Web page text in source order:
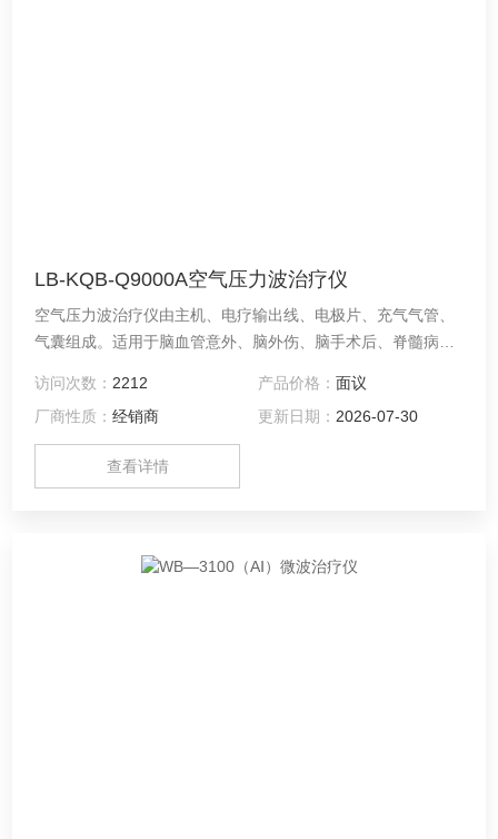
LB-KQB-Q9000A空气压力波治疗仪
空气压力波治疗仪由主机、电疗输出线、电极片、充气气管、
气囊组成。适用于脑血管意外、脑外伤、脑手术后、脊髓病变
预防静脉血栓形成，减轻肢体水肿。
访问次数： 2212 产品价格： 面议
厂商性质：经销商 更新日期： 2026-07-30
查看详情